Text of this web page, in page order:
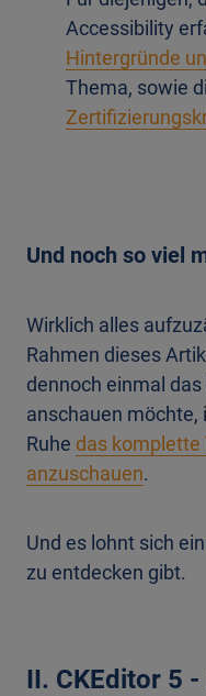
Accessibility
Hintergründe
Thema, sowie
Und noch so viel
Wirklich alles
Rahmen dieses
dennoch einmal
anschauen möchte,
Ruhe das komplette
anzuschauen.
Und es lohnt sich
zu entdecken gibt.
II. CKEditor 5